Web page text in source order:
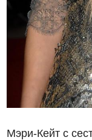
Мэри-Кейт с